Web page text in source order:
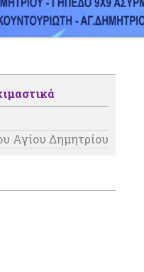
Αγίου Δημητρίου